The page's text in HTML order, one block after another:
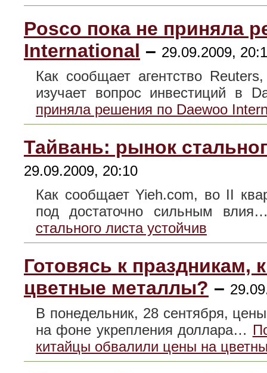
Posco пока не приняла
International – 29.09.2009,
Как сообщает агентство
изучает вопрос инвестиций в
приняла решения по Daewoo
Тайвань: рынок
29.09.2009, 20:10
Как сообщает Yieh.com, во II
под достаточно сильным
стального листа устойчив
Готовясь к
цветные металлы? –
В понедельник, 28 сентября,
на фоне укрепления доллара…
китайцы обвалили цены на